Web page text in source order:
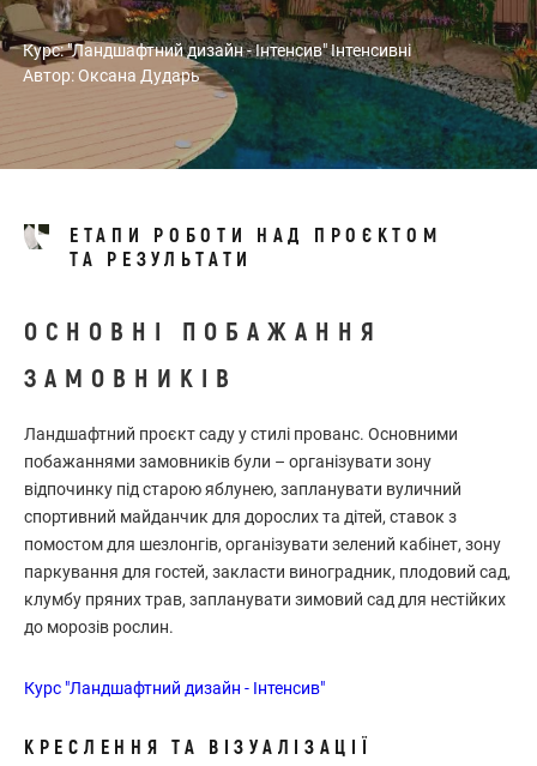
Курс: "Ландшафтний дизайн - Інтенсив" Інтенсивні
Автор: Оксана Дударь
ЕТАПИ РОБОТИ НАД ПРОЄКТОМ
ТА РЕЗУЛЬТАТИ
ОСНОВНІ ПОБАЖАННЯ
ЗАМОВНИКІВ
Ландшафтний проєкт саду у стилі прованс. Основними
побажаннями замовників були – організувати зону
відпочинку під старою яблунею, запланувати вуличний
спортивний майданчик для дорослих та дітей, ставок з
помостом для шезлонгів, організувати зелений кабінет, зону
паркування для гостей, закласти виноградник, плодовий сад,
клумбу пряних трав, запланувати зимовий сад для нестійких
до морозів рослин.
Курс "Ландшафтний дизайн - Інтенсив"
КРЕСЛЕННЯ ТА ВІЗУАЛІЗАЦІЇ